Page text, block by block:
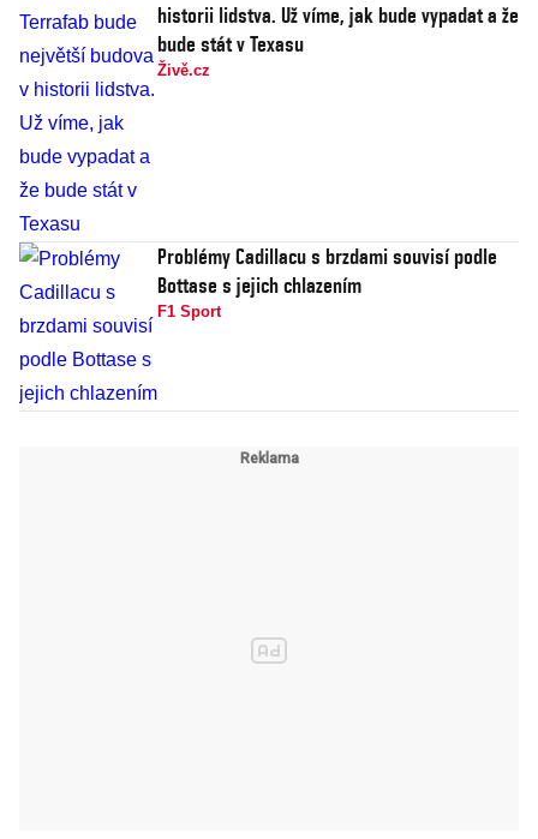
historii lidstva. Už víme, jak bude vypadat a že
bude stát v Texasu
Živě.cz
Problémy Cadillacu s brzdami souvisí podle
Bottase s jejich chlazením
F1 Sport